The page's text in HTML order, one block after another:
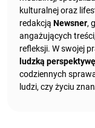
kulturalnej oraz
redakcją Newsner,
angażujących
refleksji. W swojej
ludzką perspektywę
codziennych
ludzi, czy życiu